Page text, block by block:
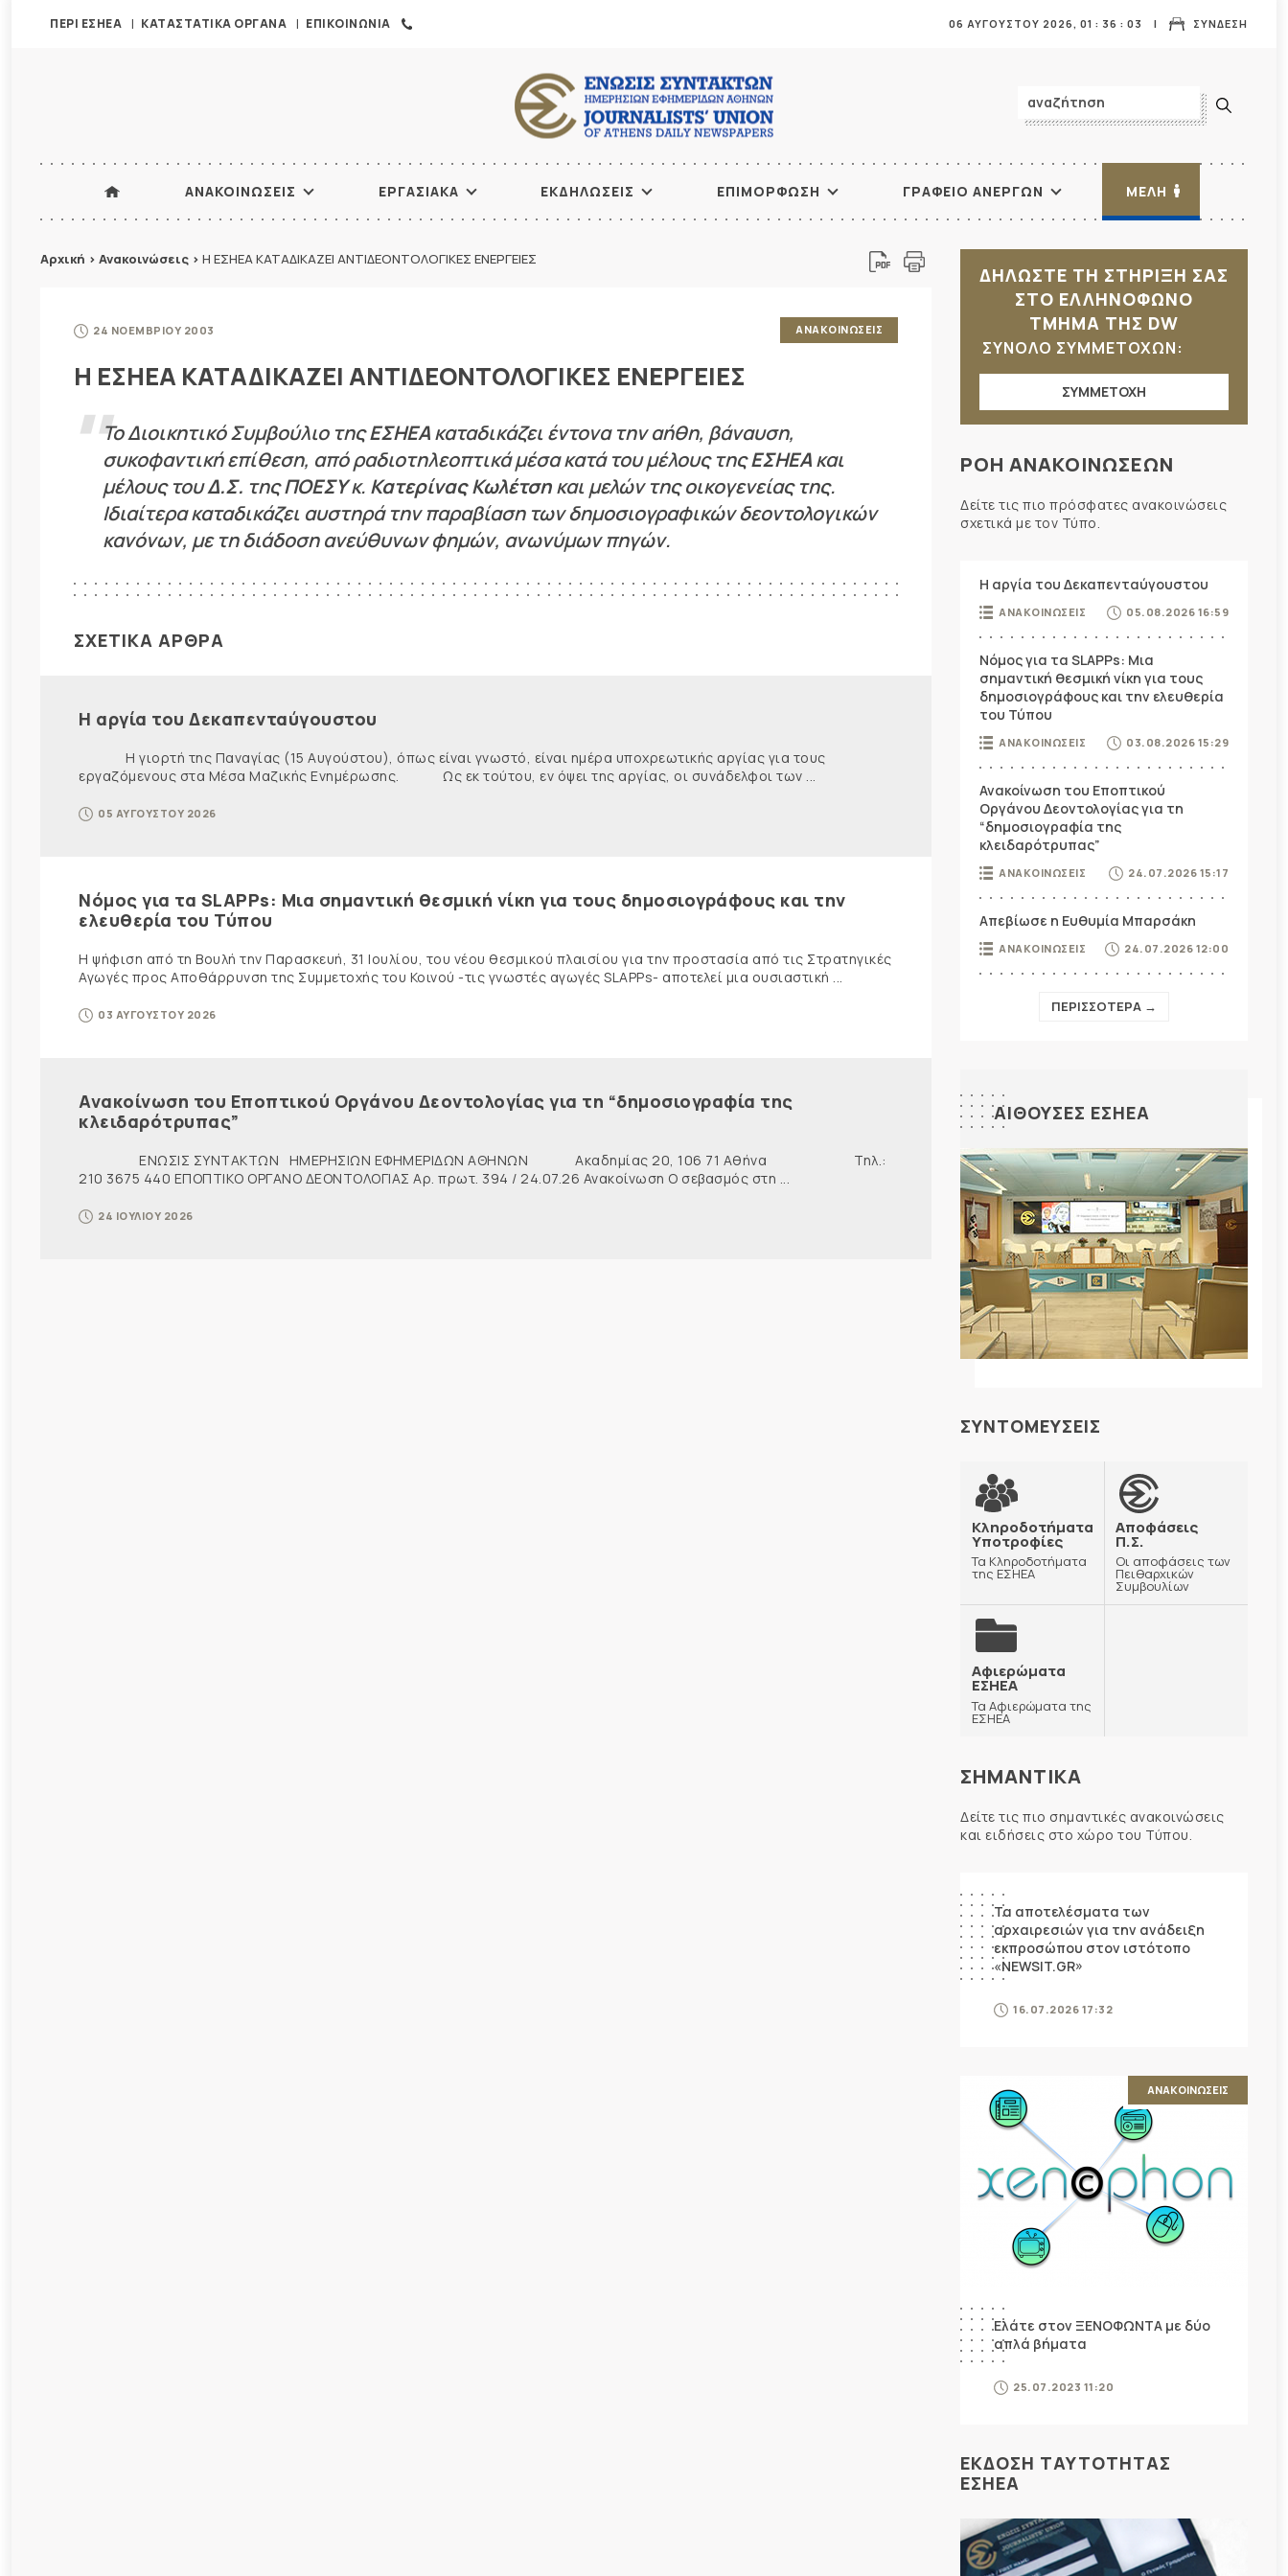
ΠΕΡΙ ΕΣΗΕΑ ΚΑΤΑΣΤΑΤΙΚΑ ΟΡΓΑΝΑ ΕΠΙΚΟΙΝΩΝΙΑ ΣΥΝΔΕΣΗ
06 ΑΥΓΟΥΣΤΟΥ 2026, 01 : 36 : 04
ΑΝΑΚΟΙΝΩΣΕΙΣ ΕΡΓΑΣΙΑΚΑ ΕΚΔΗΛΩΣΕΙΣ ΕΠΙΜΟΡΦΩΣΗ ΓΡΑΦΕΙΟ ΑΝΕΡΓΩΝ ΜΕΛΗ
Αρχική > Ανακοινώσεις > H ΕΣΗΕΑ ΚΑΤΑΔΙΚΑΖΕΙ ΑΝΤΙΔΕΟΝΤΟΛΟΓΙΚΕΣ ΕΝΕΡΓΕΙΕΣ
24 ΝΟΕΜΒΡΙΟΥ 2003 ΑΝΑΚΟΙΝΩΣΕΙΣ
H ΕΣΗΕΑ ΚΑΤΑΔΙΚΑΖΕΙ ΑΝΤΙΔΕΟΝΤΟΛΟΓΙΚΕΣ ΕΝΕΡΓΕΙΕΣ
Το Διοικητικό Συμβούλιο τηςΕΣΗΕΑκαταδικάζει έντονα την αήθη, βάναυση,
συκοφαντική επίθεση, από ραδιοτηλεοπτικά μέσα κατά του μέλους τηςΕΣΗΕΑκαι
μέλους τουΔ.Σ. τηςΠΟΕΣΥκ. Κατερίνας Κωλέτσηκαι μελών της οικογενείας της.
Ιδιαίτερα καταδικάζει αυστηρά την παραβίαση των δημοσιογραφικών δεοντολογικών
κανόνων, με τη διάδοση ανεύθυνων φημών, ανωνύμων πηγών.
ΣΧΕΤΙΚΑ ΑΡΘΡΑ
Η αργία του Δεκαπενταύγουστου
Η γιορτή της Παναγίας (15 Αυγούστου), όπως είναι γνωστό, είναι ημέρα υποχρεωτικής αργίας για τους
εργαζόμενους στα Μέσα Μαζικής Ενημέρωσης. Ως εκ τούτου, εν όψει της αργίας, οι συνάδελφοι των ...
05 ΑΥΓΟΥΣΤΟΥ 2026
Νόμος για τα SLAPPs: Μια σημαντική θεσμική νίκη για τους δημοσιογράφους και την
ελευθερία του Τύπου
Η ψήφιση από τη Βουλή την Παρασκευή, 31 Ιουλίου, του νέου θεσμικού πλαισίου για την προστασία από τις Στρατηγικές
Αγωγές προς Αποθάρρυνση της Συμμετοχής του Κοινού -τις γνωστές αγωγές SLAPPs- αποτελεί μια ουσιαστική ...
03 ΑΥΓΟΥΣΤΟΥ 2026
Ανακοίνωση του Εποπτικού Οργάνου Δεοντολογίας για τη “δημοσιογραφία της
κλειδαρότρυπας”
ΕΝΩΣΙΣ ΣΥΝΤΑΚΤΩΝ ΗΜΕΡΗΣΙΩΝ ΕΦΗΜΕΡΙΔΩΝ ΑΘΗΝΩΝ Ακαδημίας 20, 106 71 Αθήνα Τηλ.:
210 3675 440 ΕΠΟΠΤΙΚΟ ΟΡΓΑΝΟ ΔΕΟΝΤΟΛΟΓΙΑΣ Αρ. πρωτ. 394 / 24.07.26 Ανακοίνωση Ο σεβασμός στη ...
24 ΙΟΥΛΙΟΥ 2026
ΔΗΛΩΣΤΕ ΤΗ ΣΤΗΡΙΞΗ ΣΑΣ
ΣΤΟ ΕΛΛΗΝΟΦΩΝΟ
ΤΜΗΜΑ ΤΗΣ DW
ΣΥΝΟΛΟ ΣΥΜΜΕΤΟΧΩΝ:
ΣΥΜΜΕΤΟΧΗ
ΡΟΗ ΑΝΑΚΟΙΝΩΣΕΩΝ
Δείτε τις πιο πρόσφατες ανακοινώσεις
σχετικά με τον Τύπο.
Η αργία του Δεκαπενταύγουστου
ΑΝΑΚΟΙΝΩΣΕΙΣ 05.08.2026 16:59
Νόμος για τα SLAPPs: Μια
σημαντική θεσμική νίκη για τους
δημοσιογράφους και την ελευθερία
του Τύπου
ΑΝΑΚΟΙΝΩΣΕΙΣ 03.08.2026 15:29
Ανακοίνωση του Εποπτικού
Οργάνου Δεοντολογίας για τη
“δημοσιογραφία της
κλειδαρότρυπας”
ΑΝΑΚΟΙΝΩΣΕΙΣ 24.07.2026 15:17
Απεβίωσε η Ευθυμία Μπαρσάκη
ΑΝΑΚΟΙΝΩΣΕΙΣ 24.07.2026 12:00
ΠΕΡΙΣΣΟΤΕΡΑ →
ΑΙΘΟΥΣΕΣ ΕΣΗΕΑ
ΣΥΝΤΟΜΕΥΣΕΙΣ
Κληροδοτήματα
Υποτροφίες
Τα Κληροδοτήματα
της ΕΣΗΕΑ
Αποφάσεις
Π.Σ.
Οι αποφάσεις των
Πειθαρχικών
Συμβουλίων
Αφιερώματα
ΕΣΗΕΑ
Τα Αφιερώματα της
ΕΣΗΕΑ
ΣΗΜΑΝΤΙΚΑ
Δείτε τις πιο σημαντικές ανακοινώσεις
και ειδήσεις στο χώρο του Τύπου.
Τα αποτελέσματα των
αρχαιρεσιών για την ανάδειξη
εκπροσώπου στον ιστότοπο
«NEWSIT.GR»
16.07.2026 17:32
ΑΝΑΚΟΙΝΩΣΕΙΣ
Ελάτε στον ΞΕΝΟΦΩΝΤΑ με δύο
απλά βήματα
25.07.2023 11:20
ΕΚΔΟΣΗ ΤΑΥΤΟΤΗΤΑΣ
ΕΣΗΕΑ